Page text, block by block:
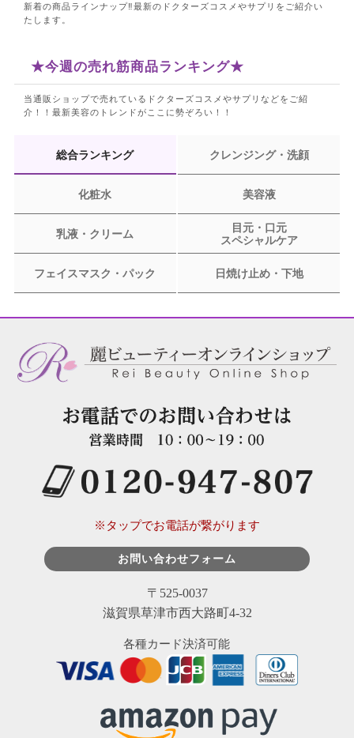
新着の商品ラインナップ‼最新のドクターズコスメやサプリをご紹介い
たします。
★今週の売れ筋商品ランキング★
当通販ショップで売れているドクターズコスメやサプリなどをご紹
介！！最新美容のトレンドがここに勢ぞろい！！
総合ランキング クレンジング・洗顔
化粧水 美容液
乳液・クリーム
目元・口元
スペシャルケア
フェイスマスク・パック 日焼け止め・下地
※タップでお電話が繋がります
お問い合わせフォーム
〒525-0037
滋賀県草津市西大路町4-32
各種カード決済可能